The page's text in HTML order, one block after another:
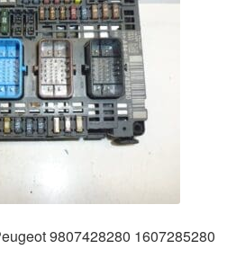
9807428280 1607285280